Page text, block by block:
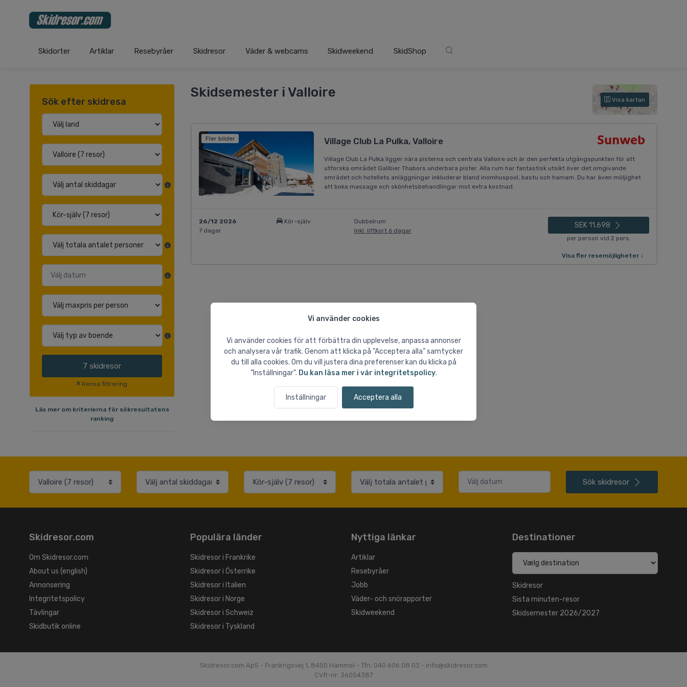
Vi använder cookies
Vi använder cookies för att förbättra din upplevelse, anpassa annonser
och analysera vår trafik. Genom att klicka på ”Acceptera alla” samtycker
du till alla cookies. Om du vill justera dina preferenser kan du klicka på
”Inställningar”. Du kan läsa mer i vår integritetspolicy.
Inställningar Acceptera alla
Skidorter Artiklar Resebyråer Skidresor Väder & webcams Skidweekend SkidShop
Sök efter skidresa
7 skidresor
Rensa filtrering
Läs mer om kriterierna för sökresultatens
ranking
Skidsemester i Valloire Visa kartan
Fler bilder Village Club La Pulka, Valloire
Village Club La Pulka ligger nära pisterna och centrala Valloire och är den perfekta utgångspunkten för att
utforska området Galibier Thabors underbara pister. Alla rum har fantastisk utsikt över det omgivande
området och hotellets anläggningar inkluderar bland inomhuspool, bastu och hamam. Du har även möljighet
att boka massage och skönhetsbehandlingar mot extra kostnad.
26/12 2026
7 dagar
Kör-själv
Dubbelrum
Inkl. liftkort 6 dagar
SEK 11.698
per person vid 2 pers.
Visa fler resemöjligheter ↓
Sök skidresor
Skidresor.com
Om Skidresor.com
About us (english)
Annonsering
Integritetspolicy
Tävlingar
Skidbutik online
Populära länder
Skidresor i Frankrike
Skidresor i Österrike
Skidresor i Italien
Skidresor i Norge
Skidresor i Schweiz
Skidresor i Tyskland
Nyttiga länkar
Artiklar
Resebyråer
Jobb
Väder- och snörapporter
Skidweekend
Destinationer
Skidresor
Sista minuten-resor
Skidsemester 2026/2027
Skidresor.com ApS - Frankrigsvej 1, 8450 Hammel - Tfn: 040 606 08 03 - info@skidresor.com
CVR-nr: 36054387